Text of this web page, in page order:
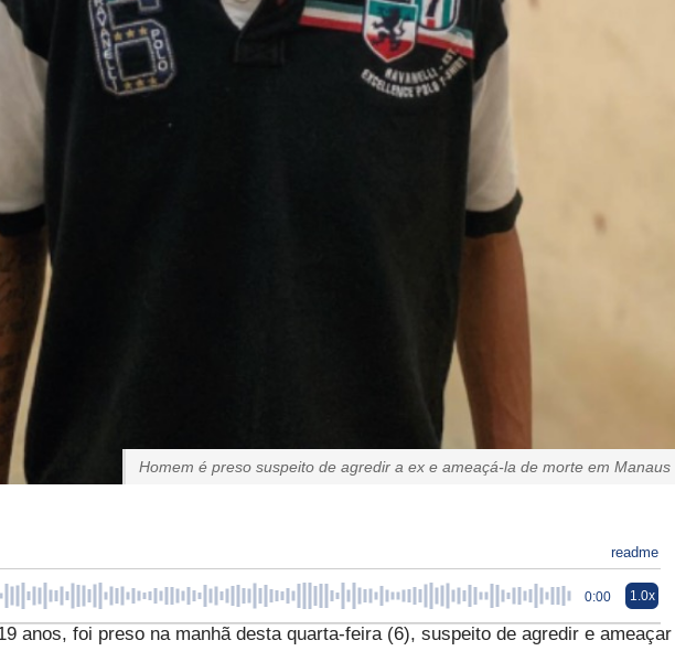
Homem é preso suspeito de agredir a ex e ameaçá-la de morte em Manaus
readme
0:00 1.0x
anos, foi preso na manhã desta quarta-feira (6), suspeito de agredir e ameaçar